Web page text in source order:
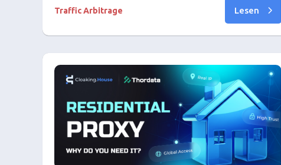
warum eine saubere ASN und Sitzungsstabilität wichtig
sind und wie Sie zuverlässige ISP-Proxys zum Schutz vor
Sperren auswählen.
Traffic Arbitrage Lesen